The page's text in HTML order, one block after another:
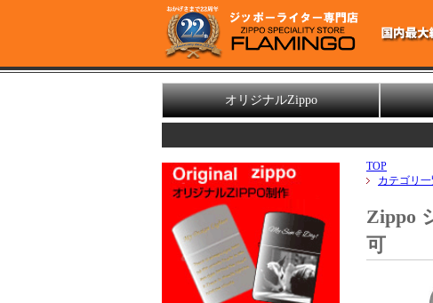
オリジナルZippo
【夏季休業日
TOP
カテゴリ
Zippo
可